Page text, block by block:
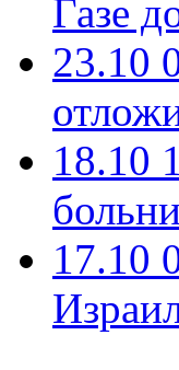
Газе
23.10
18.10
17.10